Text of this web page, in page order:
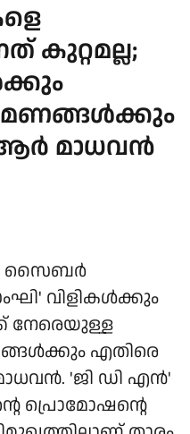
കുറ്റമല്ല;
മാധവൻ
സൈബർ
വിളികൾക്കും
നേരെയുള്ള
എതിരെ
'ജി ഡി എൻ'
പ്രൊമോഷന്റെ